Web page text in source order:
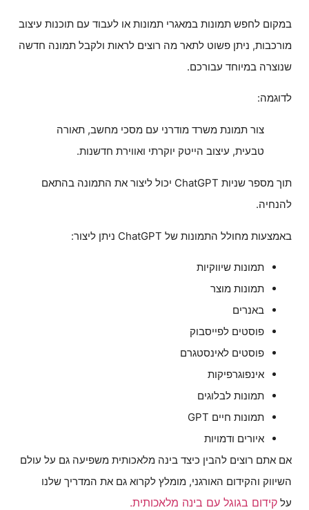
במקום לחפש תמונות במאגרי תמונות או לעבוד עם תוכנות עיצוב
מורכבות, ניתן פשוט לתאר מה רוצים לראות ולקבל תמונה חדשה
שנוצרה במיוחד עבורכם.
לדוגמה:
צור תמונת משרד מודרני עם מסכי מחשב, תאורה
טבעית, עיצוב הייטק יוקרתי ואווירת חדשנות.
תוך מספר שניות ChatGPT יכול ליצור את התמונה בהתאם
להנחיה.
באמצעות מחולל התמונות של ChatGPT ניתן ליצור:
תמונות שיווקיות
תמונות מוצר
באנרים
פוסטים לפייסבוק
פוסטים לאינסטגרם
אינפוגרפיקות
תמונות לבלוגים
תמונות חיים GPT
איורים ודמויות
אם אתם רוצים להבין כיצד בינה מלאכותית משפיעה גם על עולם
השיווק והקידום האורגני, מומלץ לקרוא גם את המדריך שלנו
על קידום בגוגל עם בינה מלאכותית.